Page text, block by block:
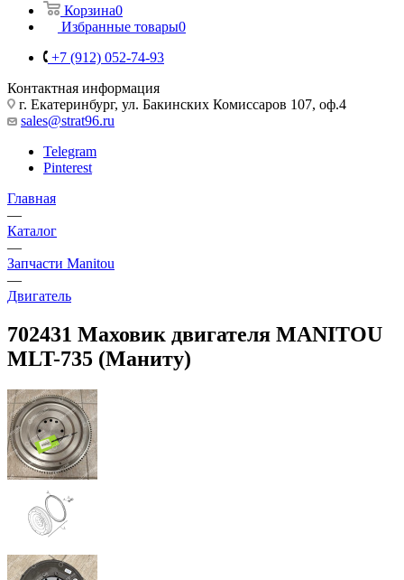
Корзина0
Избранные товары0
+7 (912) 052-74-93
Контактная информация
г. Екатеринбург, ул. Бакинских Комиссаров 107, оф.4
sales@strat96.ru
Telegram
Pinterest
Главная
—
Каталог
—
Запчасти Manitou
—
Двигатель
702431 Маховик двигателя MANITOU
MLT-735 (Маниту)